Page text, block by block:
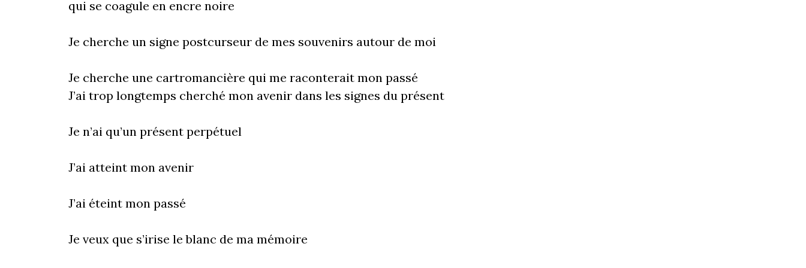
qui se coagule en encre noire
Je cherche un signe postcurseur de mes souvenirs autour de moi
Je cherche une cartromancière qui me raconterait mon passé
J’ai trop longtemps cherché mon avenir dans les signes du présent
Je n’ai qu’un présent perpétuel
J’ai atteint mon avenir
J’ai éteint mon passé
Je veux que s’irise le blanc de ma mémoire